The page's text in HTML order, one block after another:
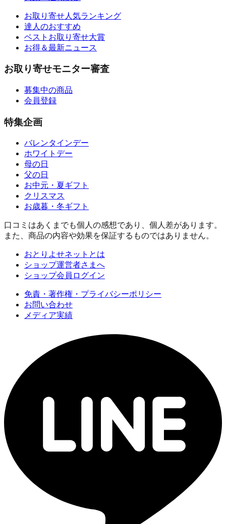
お取り寄せ人気ランキング
達人のおすすめ
ベストお取り寄せ大賞
お得＆最新ニュース
お取り寄せモニター審査
募集中の商品
会員登録
特集企画
バレンタインデー
ホワイトデー
母の日
父の日
お中元・夏ギフト
クリスマス
お歳暮・冬ギフト
口コミはあくまでも個人の感想であり、個人差があります。
また、商品の内容や効果を保証するものではありません。
おとりよせネットとは
ショップ運営者さまへ
ショップ会員ログイン
免責・著作権・プライバシーポリシー
お問い合わせ
メディア実績